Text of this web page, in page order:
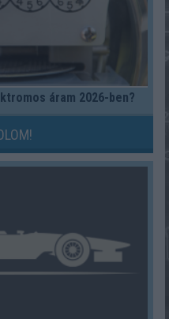
áram 2026-ben?